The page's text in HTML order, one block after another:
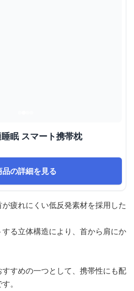
眠 スマート携帯枕
品の詳細を見る
疲れにくい低反発素材を採用した
る立体構造により、首から肩にか
すめの一つとして、携帯性にも配
。